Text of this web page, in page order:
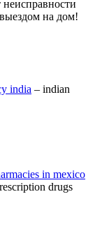
на дом!
india – indian
in mexico
drugs